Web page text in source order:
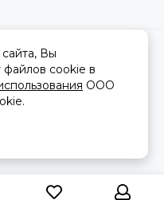
и экипировка оптом и в
сайта
Вы
файлов cookie в
ООО